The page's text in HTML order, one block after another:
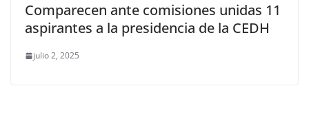
Comparecen ante comisiones unidas 11
aspirantes a la presidencia de la CEDH
julio 2, 2025